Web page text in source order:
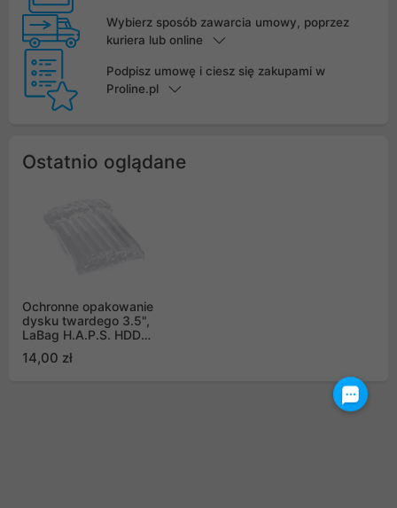
Wybierz sposób zawarcia umowy, poprzez
kuriera lub online
Podpisz umowę i ciesz się zakupami w
Proline.pl
Ostatnio oglądane
Ochronne opakowanie
dysku twardego 3.5",
LaBag H.A.P.S. HDD
(LAPS-35)
14,00 zł